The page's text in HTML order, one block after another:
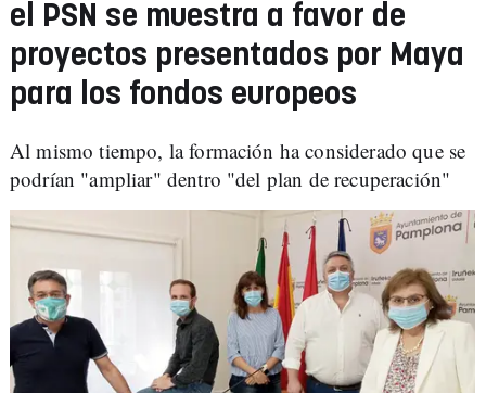
el PSN se muestra a favor de
proyectos presentados por Maya
para los fondos europeos
Al mismo tiempo, la formación ha considerado que se
podrían "ampliar" dentro "del plan de recuperación"